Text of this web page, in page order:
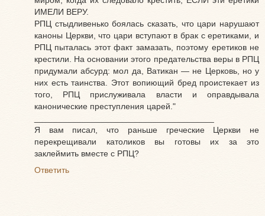
ИМЕЛИ ВЕРУ.
РПЦ стыдливенько боялась сказать, что цари нарушают
каноны Церкви, что цари вступают в брак с еретиками, и
РПЦ пыталась этот факт замазать, поэтому еретиков не
крестили. На основании этого предательства веры в РПЦ
придумали абсурд: мол да, Ватикан — не Церковь, но у
них есть таинства. Этот вопиющий бред проистекает из
того, РПЦ прислуживала власти и оправдывала
канонические преступления царей."
Я вам писал, что раньше греческие Церкви не
перекрещивали католиков вы готовы их за это
заклеймить вместе с РПЦ?
Ответить